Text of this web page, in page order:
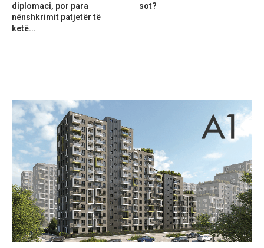
diplomaci, por para
nënshkrimit patjetër të
ketë...
sot?